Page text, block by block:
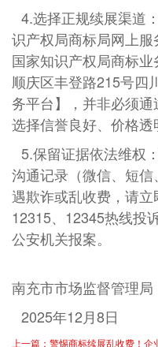
4.选择正规续展渠道
识产权局商标局网上
国家知识产权局商标业
顺庆区丰登路215号四
务平台】，并非必须
选择信誉良好、价格透
5.保留证据依法维权
沟通记录（微信、短
遇欺诈或乱收费，请
12315、12345热线投
公安机关报案。
南充市市场监督管理局
2025年12月8日
上一篇：警惕商标续展乱收费！